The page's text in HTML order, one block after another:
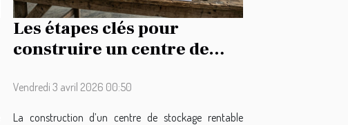
Les étapes clés pour
construire un centre de
Vendredi 3 avril 2026 00:50
La construction d’un centre de stockage rentable